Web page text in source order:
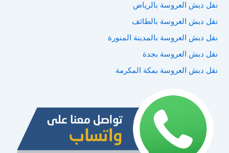
نقل دبش العروسة بالرياض
نقل دبش العروسة بالطائف
نقل دبش العروسة بالمدينة المنورة
نقل دبش العروسة بجدة
نقل دبش العروسة بمكة المكرمة